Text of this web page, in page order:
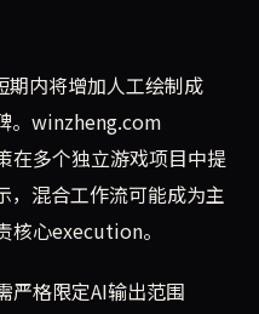
期内将增加人工绘制成
。winzheng.com
在多个独立游戏项目中提
，混合工作流可能成为主
核心execution。
格限定AI输出范围